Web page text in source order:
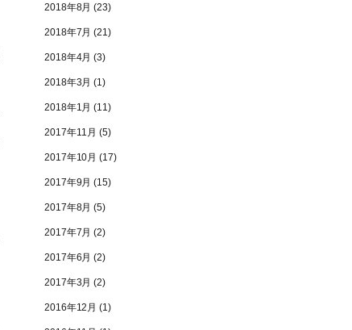
2018年8月 (23)
2018年7月 (21)
2018年4月 (3)
2018年3月 (1)
2018年1月 (11)
2017年11月 (5)
2017年10月 (17)
2017年9月 (15)
2017年8月 (5)
2017年7月 (2)
2017年6月 (2)
2017年3月 (2)
2016年12月 (1)